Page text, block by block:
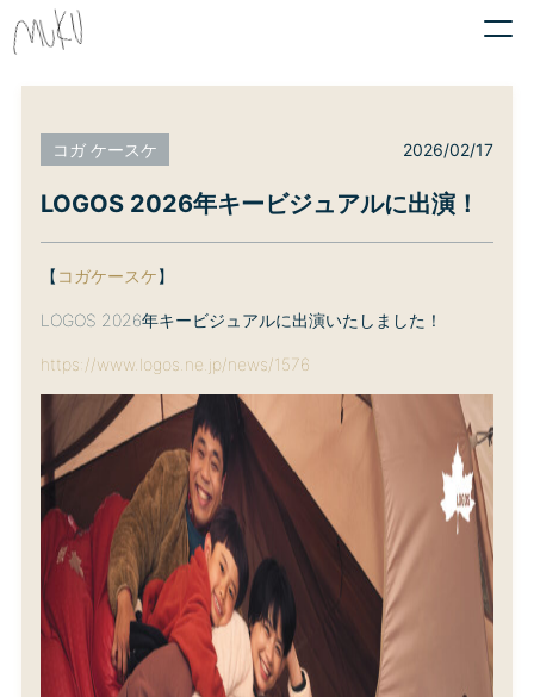
コガ ケースケ 2026/02/17
LOGOS 2026年キービジュアルに出演！
【 コガケースケ】
LOGOS 2026年キービジュアルに出演いたしました！
https://www.logos.ne.jp/news/1576